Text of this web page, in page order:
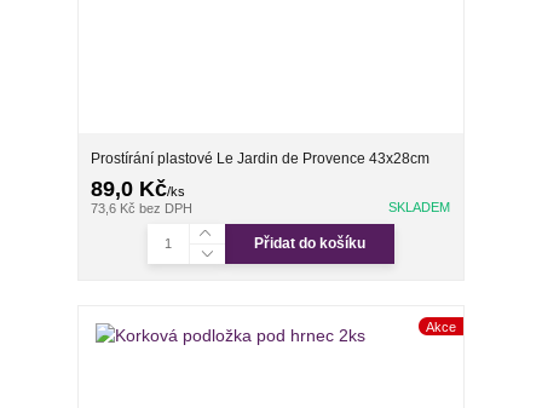
Prostírání plastové Le Jardin de Provence 43x28cm
89,0 Kč/ks
73,6 Kčbez DPH SKLADEM
Přidat do košíku
Akce